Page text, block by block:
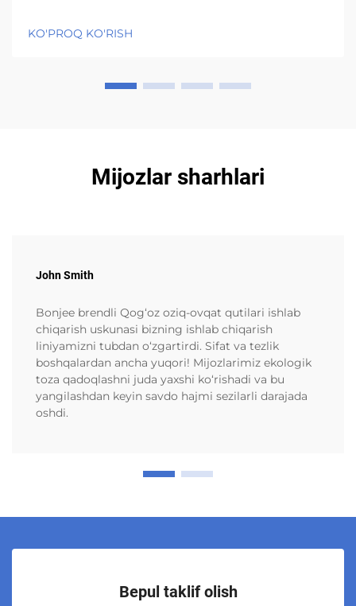
dərəcə Selsiyadan yuxarı olsa belə nəmliyi xaric
KO'PROQ KO'RISH
Mijozlar sharhlari
John Smith
Bonjee brendli Qog‘oz oziq-ovqat qutilari ishlab
chiqarish uskunasi bizning ishlab chiqarish
liniyamizni tubdan o‘zgartirdi. Sifat va tezlik
boshqalardan ancha yuqori! Mijozlarimiz ekologik
toza qadoqlashni juda yaxshi ko‘rishadi va bu
yangilashdan keyin savdo hajmi sezilarli darajada
oshdi.
Bepul taklif olish